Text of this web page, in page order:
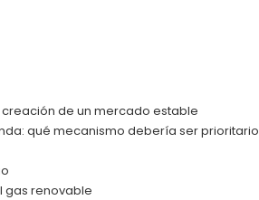
de un mercado estable
qué mecanismo debería ser prioritario
gas renovable